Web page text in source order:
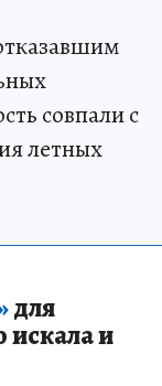
совпали с
летных
для
искала и